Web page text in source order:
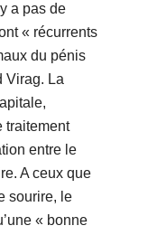
a pas de
« récurrents
du pénis
Virag. La
traitement
entre le
A ceux que
sourire, le
« bonne